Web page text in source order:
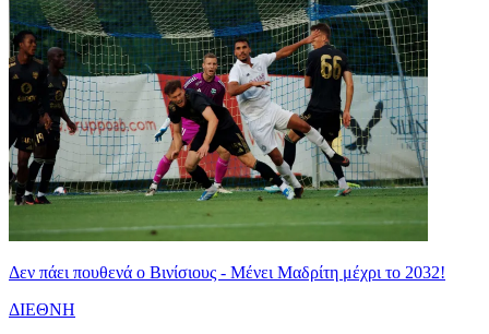
Δεν πάει πουθενά ο Βινίσιους - Μένει Μαδρίτη μέχρι το 2032!
ΔΙΕΘΝΗ